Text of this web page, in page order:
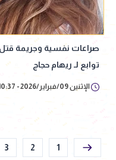
صراعات نفسية وجريمة
توابع لـ ريهام حجاج
الإثنين 09/فبراير/2026 - 10:37 م
1
2
3